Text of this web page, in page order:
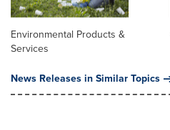
Environmental Products &
Services
News Releases in Similar Topics